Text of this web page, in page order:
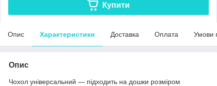
Купити
Опис Характеристики Доставка Оплата Умови
Опис
Чохол універсальний — підходить на дошки розміром